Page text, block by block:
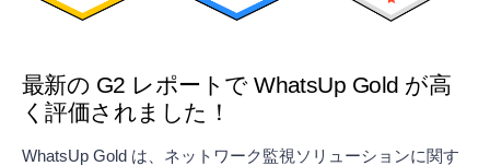
最新の G2 レポートで WhatsUp Gold が高
く評価されました！
WhatsUp Gold は、ネットワーク監視ソリューションに関す